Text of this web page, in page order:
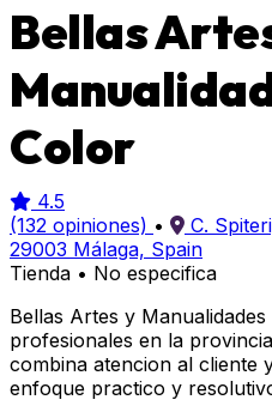
Bellas
Color
4.5
(132 opiniones) •
C.
29003 Málaga, Spain
Tienda • No especifica
Bellas Artes y
profesionales en la
combina atencion al cliente
enfoque practico y